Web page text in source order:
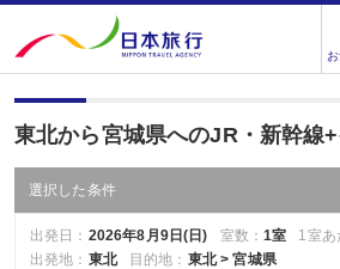
東北から宮城県へのJR・新幹線
選択した条件
出発日： 2026年8月9日(日) 室数：1室 1室あ
出発地： 東北 目的地： 東北 > 宮城県